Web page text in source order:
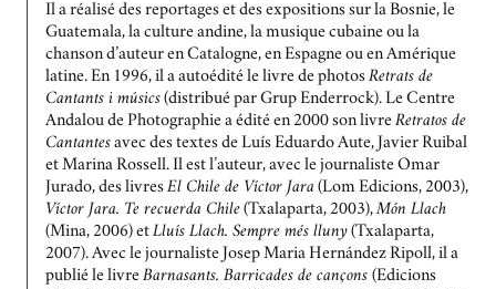
Il a réalisé des reportages et des expositions sur la Bosnie, le
Guatemala, la culture andine, la musique cubaine ou la
chanson d’auteur en Catalogne, en Espagne ou en Amérique
latine. En 1996, il a autoédité le livre de photos Retrats de
Cantants i músics (distribué par Grup Enderrock). Le Centre
Andalou de Photographie a édité en 2000 son livre Retratos de
Cantantes avec des textes de Luís Eduardo Aute, Javier Ruibal
et Marina Rossell. Il est l’auteur, avec le journaliste Omar
Jurado, des livres El Chile de Víctor Jara (Lom Edicions, 2003),
Víctor Jara. Te recuerda Chile (Txalaparta, 2003),Món Llach
(Mina, 2006) et Lluís Llach. Sempre més lluny (Txalaparta,
2007). Avec le journaliste Josep Maria Hernández Ripoll, il a
publié le livre Barnasants. Barricades de cançons (Edicions